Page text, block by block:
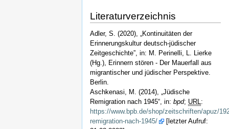
Literaturverzeichnis
Adler, S. (2020), „Kontinuitäten der
Erinnerungskultur deutsch-jüdischer
Zeitgeschichte”, in: M. Perinelli, L. Lierke
(Hg.), Erinnern stören - Der Mauerfall aus
migrantischer und jüdischer Perspektive.
Berlin.
Aschkenasi, M. (2014), „Jüdische
Remigration nach 1945“, in: bpd; URL:
https://www.bpb.de/shop/zeitschriften/apuz/
remigration-nach-1945/
[letzter Aufruf: